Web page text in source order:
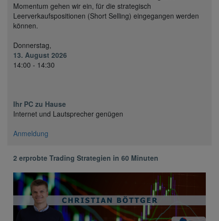
Momentum gehen wir ein, für die strategisch
Leerverkaufspositionen (Short Selling) eingegangen werden
können.
Donnerstag,
13. August 2026
14:00 - 14:30
Ihr PC zu Hause
Internet und Lautsprecher genügen
Anmeldung
2 erprobte Trading Strategien in 60 Minuten